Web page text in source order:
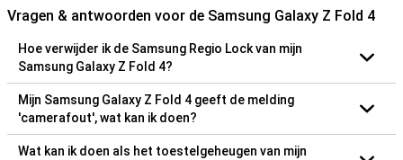
Vragen & antwoorden voor de Samsung Galaxy Z Fold 4
Hoe verwijder ik de Samsung Regio Lock van mijn
Samsung Galaxy Z Fold 4?
Mijn Samsung Galaxy Z Fold 4 geeft de melding
'camerafout', wat kan ik doen?
Wat kan ik doen als het toestelgeheugen van mijn